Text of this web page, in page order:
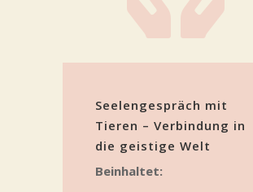
See­len­ge­spräch mit
Tie­ren – Ver­bin­dung in
die geis­ti­ge Welt
Beinhal­tet: